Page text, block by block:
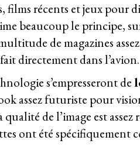
films récents et jeux pour
beaucoup le principe,
de magazines
directement dans l’avion.
s’empresseront de
assez futuriste pour
de l’image est
ont été